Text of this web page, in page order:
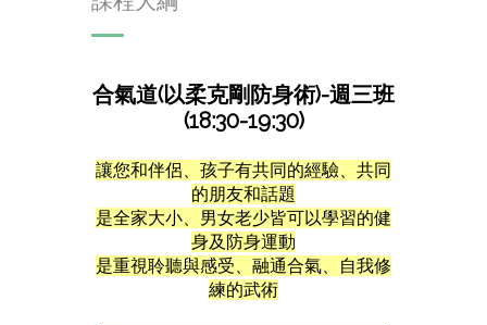
合氣道(以柔克剛防身術)-週三班
(18:30-19:30)
讓您和伴侶、孩子有共同的經驗、共同
的朋友和話題
是全家大小、男女老少皆可以學習的健
身及防身運動
是重視聆聽與感受、融通合氣、自我修
練的武術